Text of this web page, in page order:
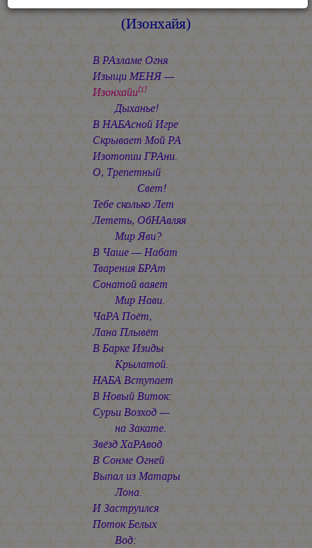
(Изонхайя)
В РАзламе Огня
Изыщи МЕНЯ —
Изонхайи[1]
Дыханье!
В НАБАсной Игре
Скрывает Мой РА
Изотопии ГРАни.
О, Трепетный
Свет!
Тебе сколько Лет
Лететь, ОбНАвляя
Мир Яви?
В Чаше — Набат
Тварения БРАт
Сонатой ваяет
Мир Нави.
ЧаРА Поёт,
Лана Плывёт
В Барке Изиды
Крылатой.
НАБА Вступает
В Новый Виток:
Сурьи Возход —
на Закате.
Звёзд ХаРАвод
В Сонме Огней
Выпал из Матары
Лона.
И Заструился
Поток Белых
Вод: